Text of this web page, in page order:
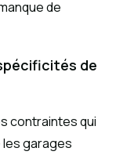
de
de
contraintes qui
garages